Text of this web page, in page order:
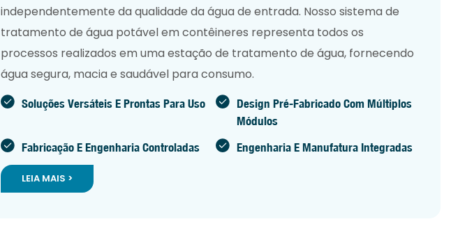
independentemente da qualidade da água de entrada. Nosso sistema de
tratamento de água potável em contêineres representa todos os
processos realizados em uma estação de tratamento de água, fornecendo
água segura, macia e saudável para consumo.
Soluções Versáteis E Prontas Para Uso
Design Pré-Fabricado Com Múltiplos
Módulos
Fabricação E Engenharia Controladas
Engenharia E Manufatura Integradas
LEIA MAIS >